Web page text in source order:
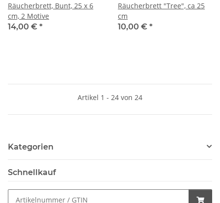
Räucherbrett, Bunt, 25 x 6
cm, 2 Motive
14,00 € *
Räucherbrett "Tree", ca 25
cm
10,00 € *
Artikel 1 - 24 von 24
Kategorien
Schnellkauf